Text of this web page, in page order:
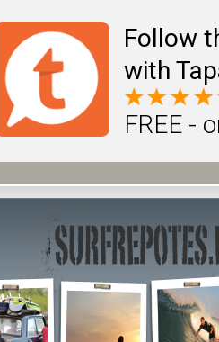
Follow
with
FREE -